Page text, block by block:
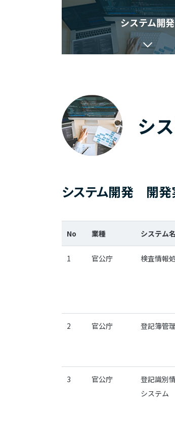
システム開発
シ
システム開発 開発
No 業種 システム名
1 官公庁 検査情報
2 官公庁 登記簿管
3 官公庁
登記識別
システム